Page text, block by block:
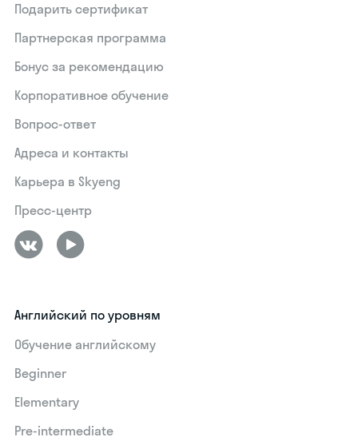
Подарить сертификат
Партнерская программа
Бонус за рекомендацию
Корпоративное обучение
Вопрос-ответ
Адреса и контакты
Карьера в Skyeng
Пресс-центр
Английский по уровням
Обучение английскому
Beginner
Elementary
Pre-intermediate